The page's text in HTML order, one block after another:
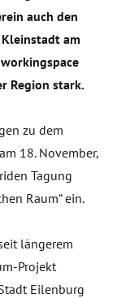
auch den
Kleinstadt am
Region stark.
zu dem
18. November,
Tagung
Raum“ ein.
längerem
Projekt
Eilenburg